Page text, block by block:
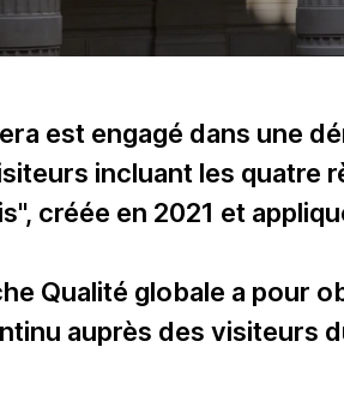
est engagé dans une
incluant les quatre
créée en 2021 et
Qualité globale a pour
auprès des visiteurs